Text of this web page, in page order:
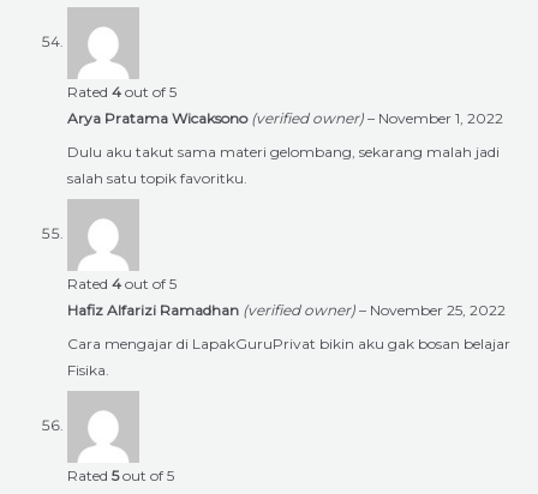
Rated 4 out of 5
Arya Pratama Wicaksono (verified owner) – November 1, 2022
Dulu aku takut sama materi gelombang, sekarang malah jadi
salah satu topik favoritku.
Rated 4 out of 5
Hafiz Alfarizi Ramadhan (verified owner) – November 25, 2022
Cara mengajar di LapakGuruPrivat bikin aku gak bosan belajar
Fisika.
Rated 5out of 5